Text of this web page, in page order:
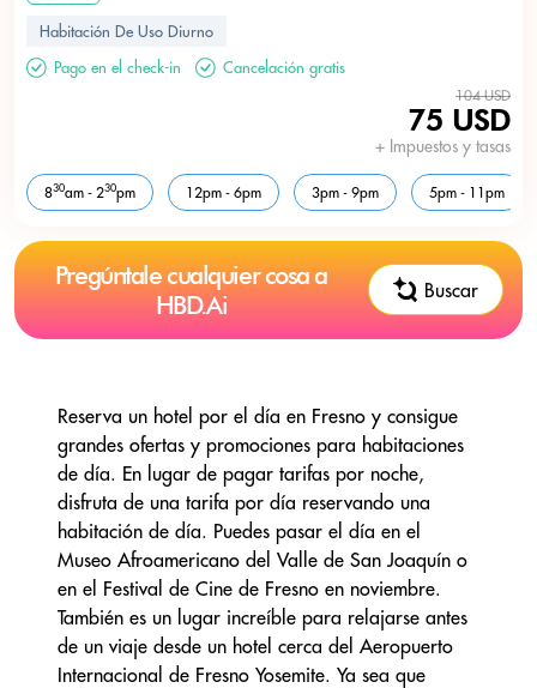
Habitación De Uso Diurno
Pago en el check-in
Cancelación gratis
104 USD
75 USD
+ Impuestos y tasas
830am - 230pm 12pm - 6pm 3pm - 9pm 5pm - 11pm
Pregúntale cualquier cosa a
HBD.Ai
Buscar
Reserva un hotel por el día en Fresno y consigue
grandes ofertas y promociones para habitaciones
de día. En lugar de pagar tarifas por noche,
disfruta de una tarifa por día reservando una
habitación de día. Puedes pasar el día en el
Museo Afroamericano del Valle de San Joaquín o
en el Festival de Cine de Fresno en noviembre.
También es un lugar increíble para relajarse antes
de un viaje desde un hotel cerca del Aeropuerto
Internacional de Fresno Yosemite. Ya sea que